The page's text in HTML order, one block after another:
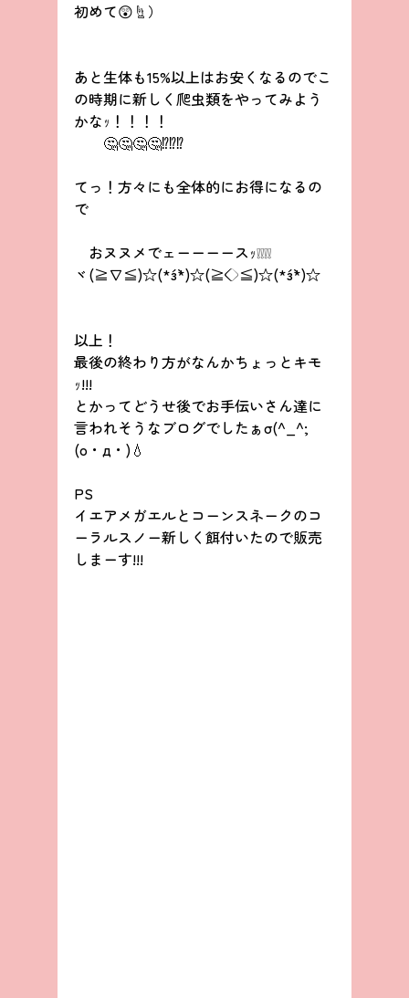
初めて😲☝）
あと生体も15%以上はお安くなるのでこ
の時期に新しく爬虫類をやってみよう
かなｯ！！！！
🤔🤔🤔🤔⁉️⁉️⁉️
てっ！方々にも全体的にお得になるの
で
おヌヌメでェーーーースｯ❕❕❕❕
ヾ(≧∇≦)☆(*´з`*)☆(≧◇≦)☆(*´з`*)☆
以上！
最後の終わり方がなんかちょっとキモ
ｯ!!!
とかってどうせ後でお手伝いさん達に
言われそうなブログでしたぁσ(^_^;
(o・д・)💧
PS
イエアメガエルとコーンスネークのコ
ーラルスノー新しく餌付いたので販売
しまーす!!!